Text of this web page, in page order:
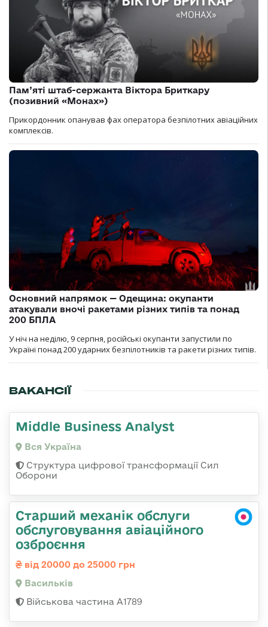
Пам’яті штаб-сержанта Віктора Бриткару
(позивний «Монах»)
Прикордонник опанував фах оператора безпілотних авіаційних
комплексів.
Основний напрямок — Одещина: окупанти
атакували вночі ракетами різних типів та понад
200 БПЛА
У ніч на неділю, 9 серпня, російські окупанти запустили по
Україні понад 200 ударних безпілотників та ракети різних типів.
ВАКАНСІЇ
Middle Business Analyst
Вся Україна
Структура цифрової трансформації Сил
Оборони
Старший механік обслуги
обслуговування авіаційного
озброєння
від 20000 до 25000 грн
Васильків
Військова частина А1789